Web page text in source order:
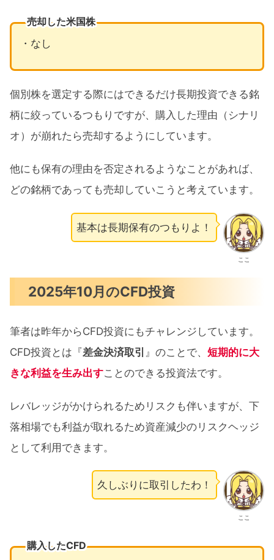
売却した米国株
・なし
個別株を選定する際にはできるだけ長期投資できる銘
柄に絞っているつもりですが、購入した理由（シナリ
オ）が崩れたら売却するようにしています。
他にも保有の理由を否定されるようなことがあれば、
どの銘柄であっても売却していこうと考えています。
ここ
基本は長期保有のつもりよ！
2025年10月のCFD投資
筆者は昨年からCFD投資にもチャレンジしています。
CFD投資とは『差金決済取引 』のことで、 短期的に大
きな利益を生み出すことのできる投資法です。
レバレッジがかけられるためリスクも伴いますが、下
落相場でも利益が取れるため資産減少のリスクヘッジ
として利用できます。
ここ
久しぶりに取引したわ！
購入したCFD